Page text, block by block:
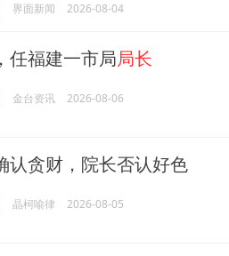
界面新闻 2026-08-04
任福建一市局局长
金台资讯 2026-08-06
认贪财，院长否认好色
晶柯喻律 2026-08-05